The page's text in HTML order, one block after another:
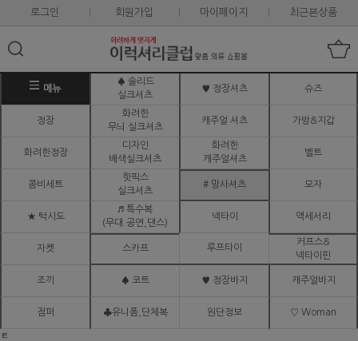
로그인 회원가입 마이페이지 최근본상품
메뉴
♠ 솔리드
실크셔츠
♥ 정장셔츠 슈즈
정장
화려한
무늬 실크셔츠
캐주얼 셔츠 가방&지갑
화려한정장
디자인
배색실크셔츠
화려한
캐주얼셔츠
벨트
콤비세트
핫픽스
실크셔츠
# 망사셔츠 모자
★ 턱시도
♬ 특수복
(무대.공연,댄스)
넥타이 액세서리
자켓 스카프 루프타이
커프스&
넥타이핀
조끼 ♠ 코트 ♥ 정장바지 캐주얼바지
점퍼 ♣유니폼,단체복 원단정보 ♡ Woman
ㅌ